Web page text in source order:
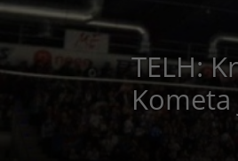
TELH: